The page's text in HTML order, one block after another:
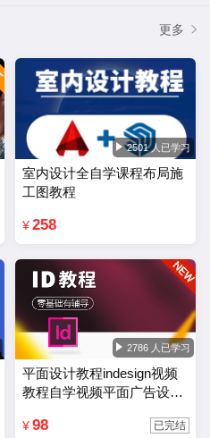
更多
2501 人已学习
室内设计全自学课程布局施
工图教程
¥ 258
2786 人已学习
平面设计教程indesign视频
教程自学视频平面广告设计
¥ 98 已完结